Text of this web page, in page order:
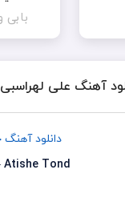
بابی
آهنگ علی
دانلود
Atishe Tond